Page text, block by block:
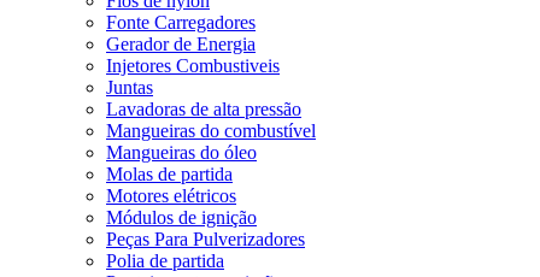
Fonte Carregadores
Gerador de Energia
Injetores Combustiveis
Juntas
Lavadoras de alta pressão
Mangueiras do combustível
Mangueiras do óleo
Molas de partida
Motores elétricos
Módulos de ignição
Peças Para Pulverizadores
Polia de partida